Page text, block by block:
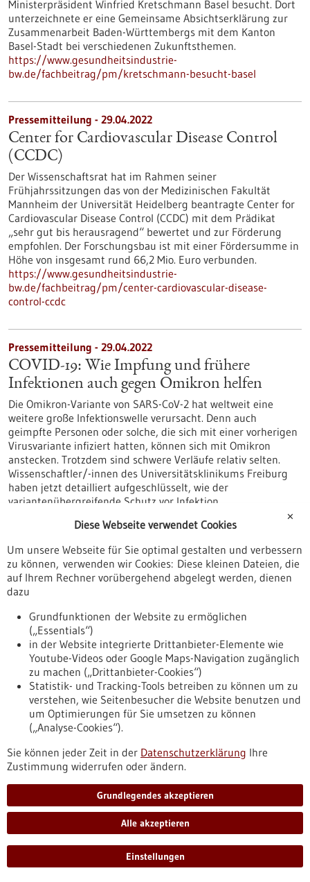
Ministerpräsident Winfried Kretschmann Basel besucht. Dort
unterzeichnete er eine Gemeinsame Absichtserklärung zur
Zusammenarbeit Baden-Württembergs mit dem Kanton
Basel-Stadt bei verschiedenen Zukunftsthemen.
https://www.gesundheitsindustrie-
bw.de/fachbeitrag/pm/kretschmann-besucht-basel
Pressemitteilung - 29.04.2022
Center for Cardiovascular Disease Control
(CCDC)
Der Wissenschaftsrat hat im Rahmen seiner
Frühjahrssitzungen das von der Medizinischen Fakultät
Mannheim der Universität Heidelberg beantragte Center for
Cardiovascular Disease Control (CCDC) mit dem Prädikat
„sehr gut bis herausragend“ bewertet und zur Förderung
empfohlen. Der Forschungsbau ist mit einer Fördersumme in
Höhe von insgesamt rund 66,2 Mio. Euro verbunden.
https://www.gesundheitsindustrie-
bw.de/fachbeitrag/pm/center-cardiovascular-disease-
control-ccdc
Pressemitteilung - 29.04.2022
COVID-19: Wie Impfung und frühere
Infektionen auch gegen Omikron helfen
Die Omikron-Variante von SARS-CoV-2 hat weltweit eine
weitere große Infektionswelle verursacht. Denn auch
geimpfte Personen oder solche, die sich mit einer vorherigen
Virusvariante infiziert hatten, können sich mit Omikron
anstecken. Trotzdem sind schwere Verläufe relativ selten.
Wissenschaftler/-innen des Universitätsklinikums Freiburg
haben jetzt detailliert aufgeschlüsselt, wie der
variantenübergreifende Schutz vor Infektion
https://www.gesundheitsindustrie-
bw.de/fachbeitrag/pm/covid-19-wie-impfung-und-fruehere-
infektionen-auch-gegen-omikron-helfen
Mit Immunüberwachung und Organoid-
Modellen Maßstäbe in der Krebsforschung
setzen
Gebündelte Wissenskraft von Menschen und Geräten, zentral
für alle Forschenden bereitgestellt – so lässt sich am besten
das Prinzip „Core Facility“ beschreiben, das an immer mehr
Medizinischen Fakultäten Einzug hält. Neben der
spezialisierten Expertise sind Kosteneffizienz und
Ressourcenschonung entscheidende Faktoren bei der
Bereitstellung eines solchen Spitzenforschungsangebots. An
der Medizinischen Fakultät der Universität Ulm werden mit…
https://www.gesundheitsindustrie-
bw.de/fachbeitrag/pm/mit-immunueberwachung-und-
organoid-modellen-massstaebe-der-krebsforschung-setzen
Pressemitteilung - 28.04.2022
✕
Diese Webseite verwendet Cookies
Um unsere Webseite für Sie optimal gestalten und verbessern
zu können, verwenden wir Cookies: Diese kleinen Dateien, die
auf Ihrem Rechner vorübergehend abgelegt werden, dienen
dazu
Grundfunktionen der Website zu ermöglichen
(„Essentials“)
in der Website integrierte Drittanbieter-Elemente wie
Youtube-Videos oder Google Maps-Navigation zugänglich
zu machen („Drittanbieter-Cookies“)
Statistik- und Tracking-Tools betreiben zu können um zu
verstehen, wie Seitenbesucher die Website benutzen und
um Optimierungen für Sie umsetzen zu können
(„Analyse-Cookies“).
Sie können jeder Zeit in der Datenschutzerklärung Ihre
Zustimmung widerrufen oder ändern.
Grundlegendes akzeptieren
Alle akzeptieren
Einstellungen